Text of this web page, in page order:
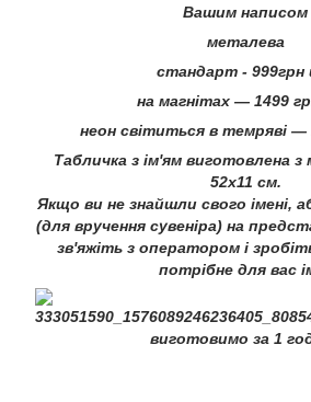
Вашим написом
металева
стандарт -
на магнітах — 1499
неон світиться в темряві
Табличка з ім'ям виготовлена з
52х11 см.
Якщо ви не знайшли свого імені,
(для вручення сувеніра) на
зв'яжіть з оператором і
потрібне для вас
виготовимо за 1